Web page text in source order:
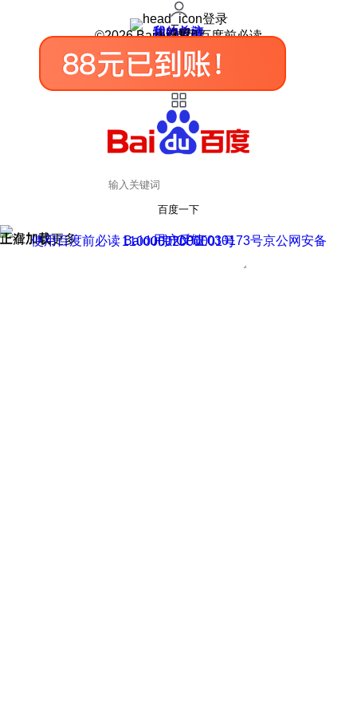
登录
我的关注
我的收藏
皮肤中心
用户反馈
设置
©2026 Baidu 使用百度前必读
百度一下
正在加载
上滑加载更多 用户反馈
使用百度前必读 Baidu 京ICP证030173号
京公网安备11000002000001号